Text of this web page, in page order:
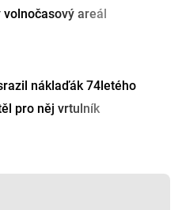
areál
náklaďák 74letého
pro něj vrtulník